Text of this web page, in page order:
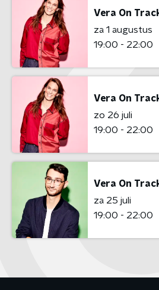
Vera On
za 1 augustus
19:00 - 22:00
Vera On
zo 26 juli
19:00 - 22:00
Vera On
za 25 juli
19:00 - 22:00